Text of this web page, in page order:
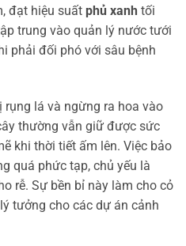
đạt hiệu suất phủ xanh tối
trung vào quản lý nước tưới
phải đối phó với sâu bệnh
rụng lá và ngừng ra hoa vào
thường vẫn giữ được sức
khi thời tiết ấm lên. Việc bảo
quá phức tạp, chủ yếu là
rễ. Sự bền bỉ này làm cho cỏ
tưởng cho các dự án cảnh